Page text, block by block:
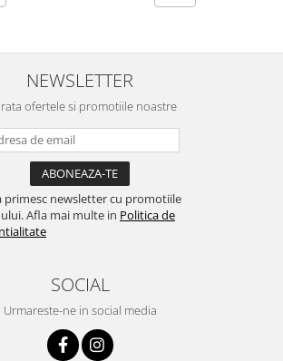
NEWSLETTER
ofertele si promotiile noastre
primesc newsletter cu promotiile
Afla mai multe in Politica de
SOCIAL
Urmareste-ne in social media